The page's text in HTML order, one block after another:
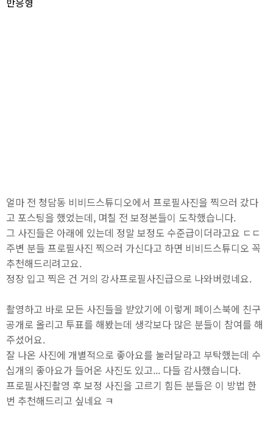
얼마 전 청담동 비비드스튜디오에서 프로필사진을 찍으러 갔다
고 포스팅을 했었는데, 며칠 전 보정본들이 도착했습니다.
그 사진들은 아래에 있는데 정말 보정도 수준급이더라고요 ㄷㄷ
주변 분들 프로필사진 찍으러 가신다고 하면 비비드스튜디오 꼭
추천해드리려고요.
정장 입고 찍은 건 거의 강사프로필사진급으로 나와버렸네요.
촬영하고 바로 모든 사진들을 받았기에 이렇게 페이스북에 친구
공개로 올리고 투표를 해봤는데 생각보다 많은 분들이 참여를 해
주셨어요.
잘 나온 사진에 개별적으로 좋아요를 눌러달라고 부탁했는데 수
십개의 좋아요가 들어온 사진도 있고... 다들 감사했습니다.
프로필사진촬영 후 보정 사진을 고르기 힘든 분들은 이 방법 한
번 추천해드리고 싶네요 ㅋ